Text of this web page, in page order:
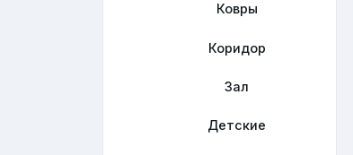
Ковры
Коридор
Зал
Детские